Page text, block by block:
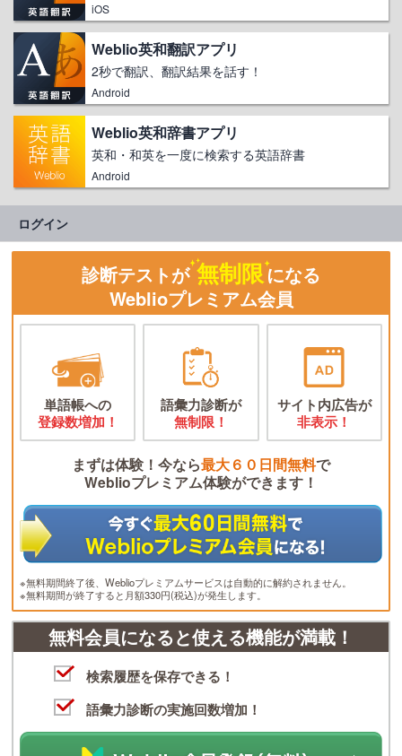
iOS
Weblio英和翻訳アプリ
2秒で翻訳、翻訳結果を話す！
Android
Weblio英和辞書アプリ
英和・和英を一度に検索する英語辞書
Android
ログイン
診断テストが 無制限になる
Weblioプレミアム会員
単語帳への
登録数増加！
語彙力診断が
無制限！
サイト内広告が
非表示！
まずは体験！今なら最大６０日間無料で
Weblioプレミアム体験ができます！
※無料期間終了後、Weblioプレミアムサービスは自動的に解約されません。
※無料期間が終了すると月額330円(税込)が発生します。
無料会員になると使える機能が満載！
検索履歴を保存できる！
語彙力診断の実施回数増加！